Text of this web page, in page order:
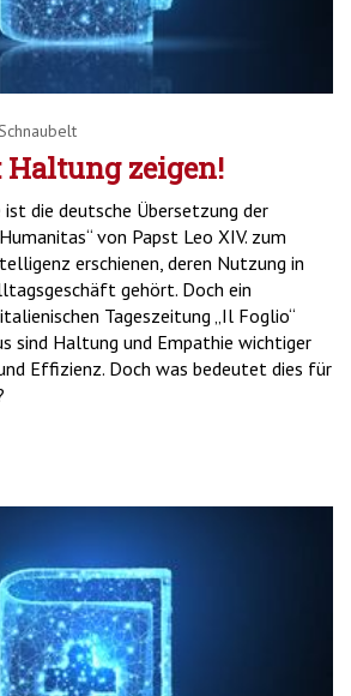
zeigen!
die deutsche Übersetzung der
von Papst Leo XIV. zum
erschienen, deren Nutzung in
gehört. Doch ein
italienischen Tageszeitung „Il Foglio“
sind Haltung und Empathie wichtiger
Effizienz. Doch was bedeutet dies für